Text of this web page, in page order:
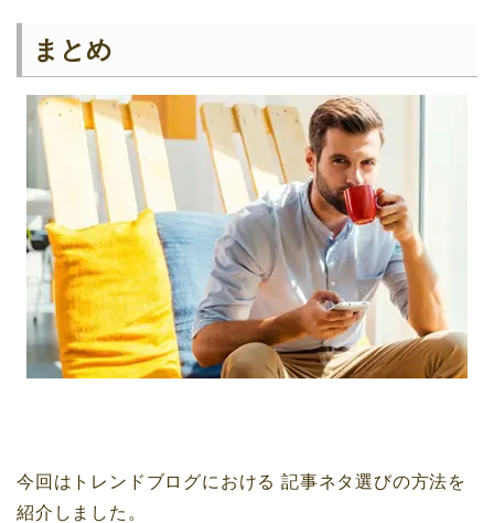
まとめ
今回はトレンドブログにおける 記事ネタ選びの方法を
紹介しました。